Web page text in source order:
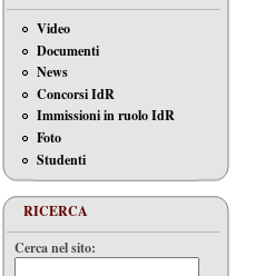
Video
Documenti
News
Concorsi IdR
Immissioni in ruolo IdR
Foto
Studenti
RICERCA
Cerca nel sito: